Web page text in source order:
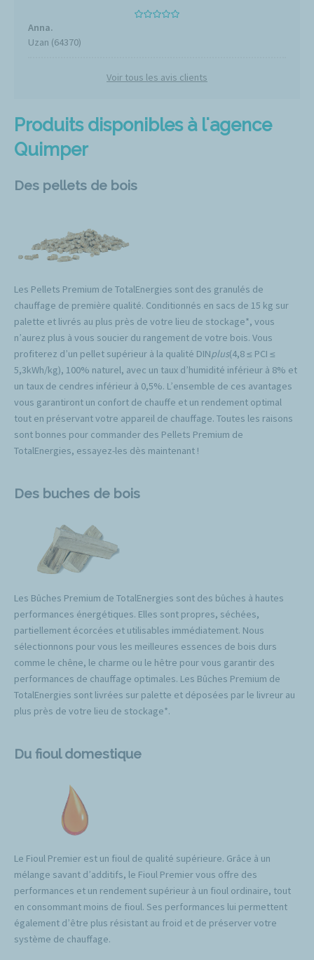
Produits disponibles à l'agence
Quimper
Des pellets de bois
Les Pellets Premium de TotalEnergies sont des granulés de
chauffage de première qualité. Conditionnés en sacs de 15 kg sur
palette et livrés au plus près de votre lieu de stockage*, vous
n’aurez plus à vous soucier du rangement de votre bois. Vous
profiterez d’un pellet supérieur à la qualité DINplus(4,8 ≤ PCI ≤
5,3kWh/kg), 100% naturel, avec un taux d’humidité inférieur à 8% et
un taux de cendres inférieur à 0,5%. L’ensemble de ces avantages
vous garantiront un confort de chauffe et un rendement optimal
tout en préservant votre appareil de chauffage. Toutes les raisons
sont bonnes pour commander des Pellets Premium de
TotalEnergies, essayez-les dès maintenant !
Des buches de bois
Les Bûches Premium de TotalEnergies sont des bûches à hautes
performances énergétiques. Elles sont propres, séchées,
partiellement écorcées et utilisables immédiatement. Nous
sélectionnons pour vous les meilleures essences de bois durs
comme le chêne, le charme ou le hêtre pour vous garantir des
performances de chauffage optimales. Les Bûches Premium de
TotalEnergies sont livrées sur palette et déposées par le livreur au
plus près de votre lieu de stockage*.
Du fioul domestique
Le Fioul Premier est un fioul de qualité supérieure. Grâce à un
mélange savant d’additifs, le Fioul Premier vous offre des
performances et un rendement supérieur à un fioul ordinaire, tout
en consommant moins de fioul. Ses performances lui permettent
également d’être plus résistant au froid et de préserver votre
système de chauffage.
Anna.
Uzan (64370)
Voir tous les avis clients